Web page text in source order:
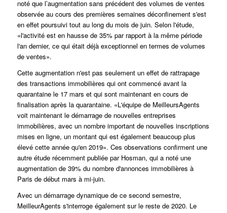
noté que l’augmentation sans précédent des volumes de ventes
observée au cours des premières semaines déconfinements'est
en effet poursuivi tout au long du mois de juin. Selon l'étude,
«l'activité est en hausse de 35% par rapport à la même période
l'an dernier, ce qui était déjà exceptionnel en termes de volumes
de ventes».
Cette augmentation n'est pas seulement un effet de rattrapage
des transactions immobilières qui ont commencé avant la
quarantaine le 17 mars et qui sont maintenant en cours de
finalisation après la quarantaine. «L'équipe de MeilleursAgents
voit maintenant le démarrage de nouvelles entreprises
immobilières, avec un nombre important de nouvelles inscriptions
mises en ligne, un montant qui est également beaucoup plus
élevé cette année qu'en 2019». Ces observations confirment une
autre étude récemment publiée par Hosman, qui a noté une
augmentation de 39% du nombre d'annonces immobilières à
Paris de début mars à mi-juin.
Avec un démarrage dynamique de ce second semestre,
MeilleurAgents s'interroge également sur le reste de 2020. Le